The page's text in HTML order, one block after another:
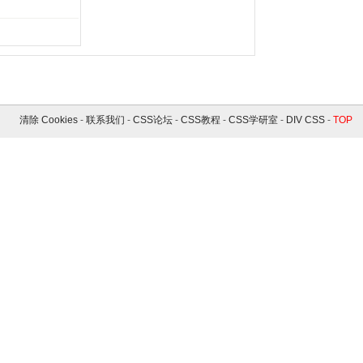
清除 Cookies- 联系我们 - CSS论坛- CSS教程 - CSS学研室- DIV CSS- TOP